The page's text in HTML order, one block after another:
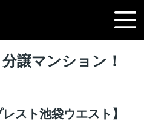
譲マンション！
スト池袋ウエスト】